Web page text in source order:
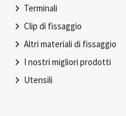
Terminali
Clip di fissaggio
Altri materiali di fissaggio
I nostri migliori prodotti
Utensili